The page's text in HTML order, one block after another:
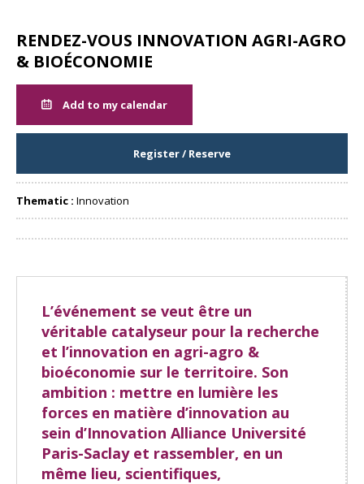
RENDEZ-VOUS INNOVATION AGRI-AGRO
& BIOÉCONOMIE
Add to my calendar
Register / Reserve
Thematic : Innovation
L’événement se veut être un
véritable catalyseur pour la recherche
et l’innovation en agri-agro &
bioéconomie sur le territoire. Son
ambition : mettre en lumière les
forces en matière d’innovation au
sein d’Innovation Alliance Université
Paris-Saclay et rassembler, en un
même lieu, scientifiques,